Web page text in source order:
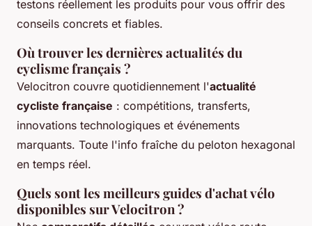
testons réellement les produits pour vous offrir des
conseils concrets et fiables.
Où trouver les dernières actualités du
cyclisme français ?
Velocitron couvre quotidiennement l'actualité
cycliste française : compétitions, transferts,
innovations technologiques et événements
marquants. Toute l'info fraîche du peloton hexagonal
en temps réel.
Quels sont les meilleurs guides d'achat vélo
disponibles sur Velocitron ?